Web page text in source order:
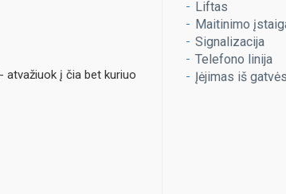
į čia bet kuriuo
Liftas
Maitinimo
Signalizacija
Telefono linija
Įėjimas iš gatvės